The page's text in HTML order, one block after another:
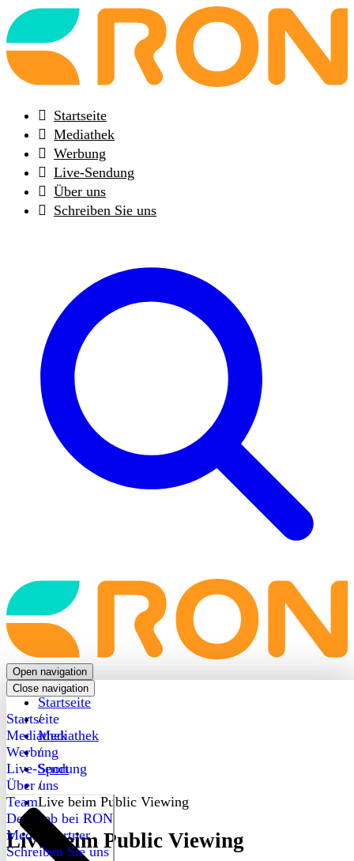
Back
to
frontpage
Startseite
Mediathek
Werbung
Live-Sendung
Über uns
Schreiben Sie uns
Back
to
frontpage
Open navigation
Close navigation
Startseite
Mediathek
Werbung
Live-Sendung
Über uns
Team
Dein Job bei RON
Medienpartner
Schreiben Sie uns
Startseite
/
Mediathek
/
Sport
/
Live beim Public Viewing
Live beim Public Viewing